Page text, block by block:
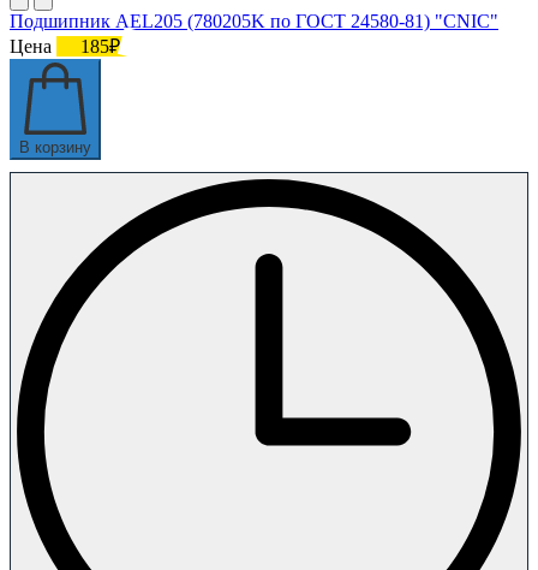
Подшипник AEL205 (780205K по ГОСТ 24580-81) "CNIC"
Цена
185₽
В корзину